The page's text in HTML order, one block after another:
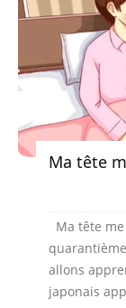
Ma tête
Ma tête
allons
japonais